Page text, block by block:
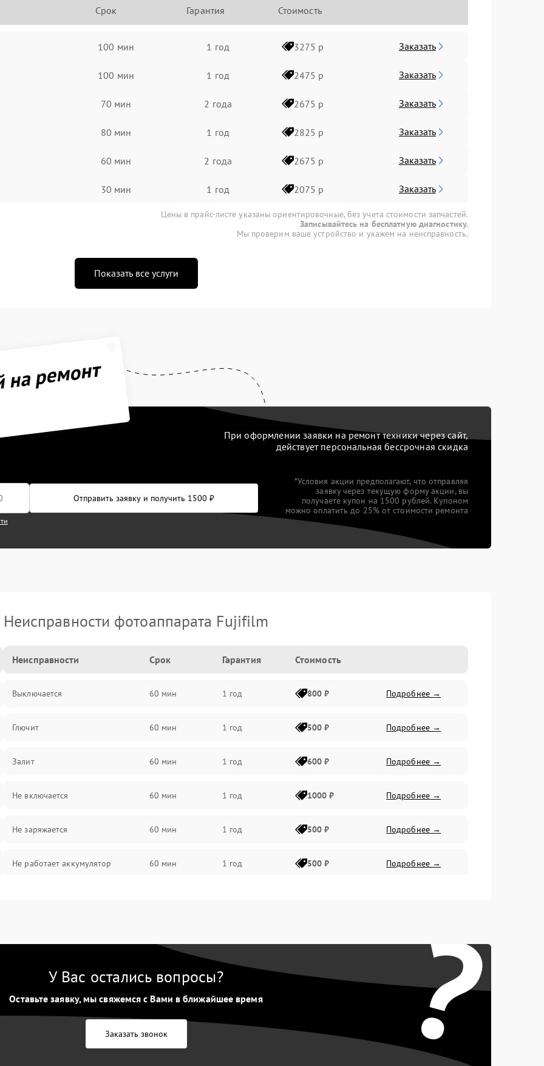
Срок Гарантия Стоимость
100 мин 1 год 3275 р Заказать
100 мин 1 год 2475 р Заказать
70 мин 2 года 2675 р Заказать
80 мин 1 год 2825 р Заказать
60 мин 2 года 2675 р Заказать
30 мин 1 год 2075 р Заказать
Цены в прайс-листе указаны ориентировочные, без учета стоимости запчастей.
Записывайтесь на бесплатную диагностику.
Мы проверим ваше устройство и укажем на неисправность.
Показать все услуги
ремонт
При оформлении заявки на ремонт техники через сайт,
действует персональная бессрочная скидка
Отправить заявку и получить 1500 ₽
*Условия акции предполагают, что отправляя
заявку через текущую форму акции, вы
получаете купон на 1500 рублей. Купоном
можно оплатить до 25% от стоимости ремонта
Неисправности фотоаппарата Fujifilm
Неисправности Срок Гарантия Стоимость
Выключается 60 мин 1 год 800 ₽ Подробнее →
Глючит 60 мин 1 год 500 ₽ Подробнее →
Залит 60 мин 1 год 600 ₽ Подробнее →
Не включается 60 мин 1 год 1000 ₽ Подробнее →
Не заряжается 60 мин 1 год 500 ₽ Подробнее →
Не работает аккумулятор 60 мин 1 год 500 ₽ Подробнее →
?
У Вас остались вопросы?
Оставьте заявку, мы свяжемся с Вами в ближайшее время
Заказать звонок